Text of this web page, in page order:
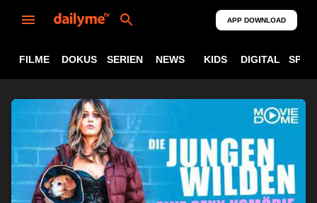
APP DOWNLOAD
FILME DOKUS SERIEN NEWS KIDS DIGITAL